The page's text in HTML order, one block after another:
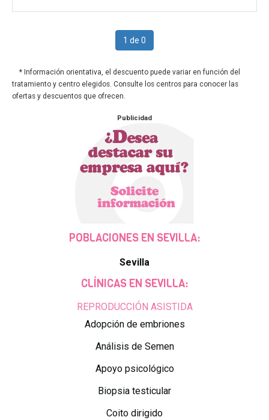
1 de 0
* Información orientativa, el descuento puede variar en función del
tratamiento y centro elegidos. Consulte los centros para conocer las
ofertas y descuentos que ofrecen.
Publicidad
POBLACIONES EN SEVILLA:
Sevilla
CLÍNICAS EN SEVILLA:
REPRODUCCIÓN ASISTIDA
Adopción de embriones
Análisis de Semen
Apoyo psicológico
Biopsia testicular
Coito dirigido